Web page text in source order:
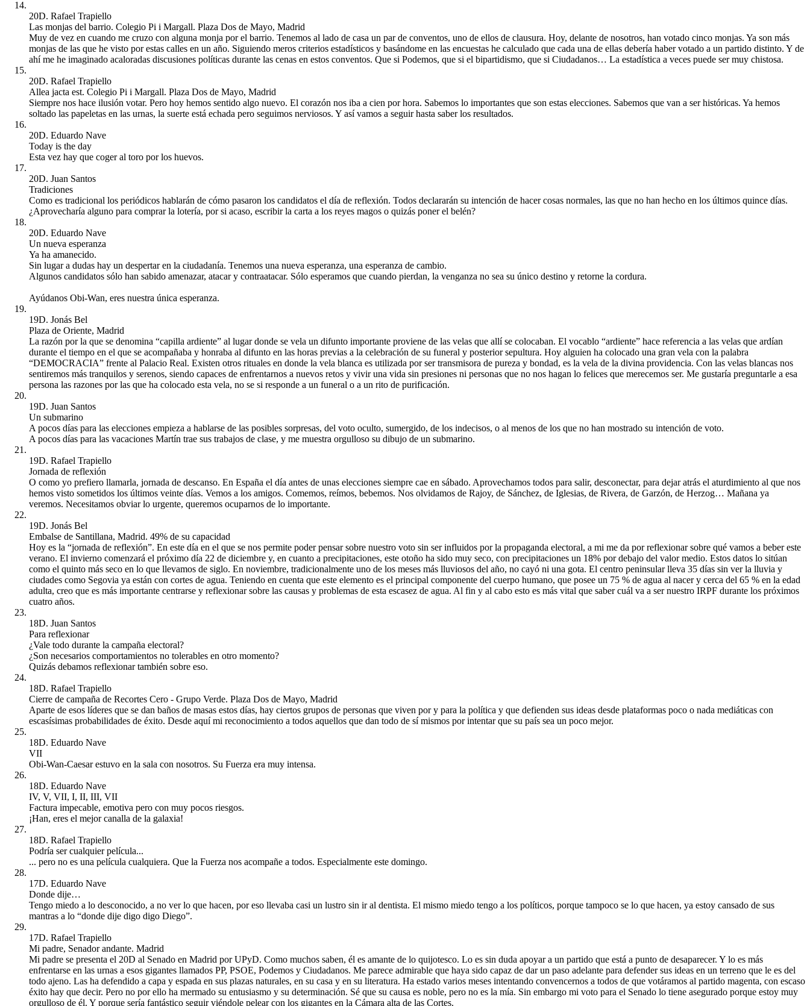
20D. Rafael Trapiello
Las monjas del barrio. Colegio Pi i Margall. Plaza Dos de Mayo, Madrid
Muy de vez en cuando me cruzo con alguna monja por el barrio. Tenemos al lado de casa un par de conventos, uno de ellos de clausura. Hoy, delante de nosotros, han votado cinco monjas. Ya son más
monjas de las que he visto por estas calles en un año. Siguiendo meros criterios estadísticos y basándome en las encuestas he calculado que cada una de ellas debería haber votado a un partido distinto. Y de
ahí me he imaginado acaloradas discusiones políticas durante las cenas en estos conventos. Que si Podemos, que si el bipartidismo, que si Ciudadanos… La estadística a veces puede ser muy chistosa.
20D. Rafael Trapiello
Allea jacta est. Colegio Pi i Margall. Plaza Dos de Mayo, Madrid
Siempre nos hace ilusión votar. Pero hoy hemos sentido algo nuevo. El corazón nos iba a cien por hora. Sabemos lo importantes que son estas elecciones. Sabemos que van a ser históricas. Ya hemos
soltado las papeletas en las urnas, la suerte está echada pero seguimos nerviosos. Y así vamos a seguir hasta saber los resultados.
20D. Eduardo Nave
Today is the day
Esta vez hay que coger al toro por los huevos.
20D. Juan Santos
Tradiciones
Como es tradicional los periódicos hablarán de cómo pasaron los candidatos el día de reflexión. Todos declararán su intención de hacer cosas normales, las que no han hecho en los últimos quince días.
¿Aprovecharía alguno para comprar la lotería, por si acaso, escribir la carta a los reyes magos o quizás poner el belén?
20D. Eduardo Nave
Un nueva esperanza
Ya ha amanecido.
Sin lugar a dudas hay un despertar en la ciudadanía. Tenemos una nueva esperanza, una esperanza de cambio.
Algunos candidatos sólo han sabido amenazar, atacar y contraatacar. Sólo esperamos que cuando pierdan, la venganza no sea su único destino y retorne la cordura.
Ayúdanos Obi-Wan, eres nuestra única esperanza.
19D. Jonás Bel
Plaza de Oriente, Madrid
La razón por la que se denomina “capilla ardiente” al lugar donde se vela un difunto importante proviene de las velas que allí se colocaban. El vocablo “ardiente” hace referencia a las velas que ardían
durante el tiempo en el que se acompañaba y honraba al difunto en las horas previas a la celebración de su funeral y posterior sepultura. Hoy alguien ha colocado una gran vela con la palabra
“DEMOCRACIA” frente al Palacio Real. Existen otros rituales en donde la vela blanca es utilizada por ser transmisora de pureza y bondad, es la vela de la divina providencia. Con las velas blancas nos
sentiremos más tranquilos y serenos, siendo capaces de enfrentarnos a nuevos retos y vivir una vida sin presiones ni personas que no nos hagan lo felices que merecemos ser. Me gustaría preguntarle a esa
persona las razones por las que ha colocado esta vela, no se si responde a un funeral o a un rito de purificación.
19D. Juan Santos
Un submarino
A pocos días para las elecciones empieza a hablarse de las posibles sorpresas, del voto oculto, sumergido, de los indecisos, o al menos de los que no han mostrado su intención de voto.
A pocos días para las vacaciones Martín trae sus trabajos de clase, y me muestra orgulloso su dibujo de un submarino.
19D. Rafael Trapiello
Jornada de reflexión
O como yo prefiero llamarla, jornada de descanso. En España el día antes de unas elecciones siempre cae en sábado. Aprovechamos todos para salir, desconectar, para dejar atrás el aturdimiento al que nos
hemos visto sometidos los últimos veinte días. Vemos a los amigos. Comemos, reímos, bebemos. Nos olvidamos de Rajoy, de Sánchez, de Iglesias, de Rivera, de Garzón, de Herzog… Mañana ya
veremos. Necesitamos obviar lo urgente, queremos ocuparnos de lo importante.
19D. Jonás Bel
Embalse de Santillana, Madrid. 49% de su capacidad
Hoy es la “jornada de reflexión”. En este día en el que se nos permite poder pensar sobre nuestro voto sin ser influidos por la propaganda electoral, a mi me da por reflexionar sobre qué vamos a beber este
verano. El invierno comenzará el próximo día 22 de diciembre y, en cuanto a precipitaciones, este otoño ha sido muy seco, con precipitaciones un 18% por debajo del valor medio. Estos datos lo sitúan
como el quinto más seco en lo que llevamos de siglo. En noviembre, tradicionalmente uno de los meses más lluviosos del año, no cayó ni una gota. El centro peninsular lleva 35 días sin ver la lluvia y
ciudades como Segovia ya están con cortes de agua. Teniendo en cuenta que este elemento es el principal componente del cuerpo humano, que posee un 75 % de agua al nacer y cerca del 65 % en la edad
adulta, creo que es más importante centrarse y reflexionar sobre las causas y problemas de esta escasez de agua. Al fin y al cabo esto es más vital que saber cuál va a ser nuestro IRPF durante los próximos
cuatro años.
18D. Juan Santos
Para reflexionar
¿Vale todo durante la campaña electoral?
¿Son necesarios comportamientos no tolerables en otro momento?
Quizás debamos reflexionar también sobre eso.
18D. Rafael Trapiello
Cierre de campaña de Recortes Cero - Grupo Verde. Plaza Dos de Mayo, Madrid
Aparte de esos líderes que se dan baños de masas estos días, hay ciertos grupos de personas que viven por y para la política y que defienden sus ideas desde plataformas poco o nada mediáticas con
escasísimas probabilidades de éxito. Desde aquí mi reconocimiento a todos aquellos que dan todo de sí mismos por intentar que su país sea un poco mejor.
18D. Eduardo Nave
VII
Obi-Wan-Caesar estuvo en la sala con nosotros. Su Fuerza era muy intensa.
18D. Eduardo Nave
IV, V, VII, I, II, III, VII
Factura impecable, emotiva pero con muy pocos riesgos.
¡Han, eres el mejor canalla de la galaxia!
18D. Rafael Trapiello
Podría ser cualquier película...
... pero no es una película cualquiera. Que la Fuerza nos acompañe a todos. Especialmente este domingo.
17D. Eduardo Nave
Donde dije…
Tengo miedo a lo desconocido, a no ver lo que hacen, por eso llevaba casi un lustro sin ir al dentista. El mismo miedo tengo a los políticos, porque tampoco se lo que hacen, ya estoy cansado de sus
mantras a lo “donde dije digo digo Diego”.
17D. Rafael Trapiello
Mi padre, Senador andante. Madrid
Mi padre se presenta el 20D al Senado en Madrid por UPyD. Como muchos saben, él es amante de lo quijotesco. Lo es sin duda apoyar a un partido que está a punto de desaparecer. Y lo es más
enfrentarse en las urnas a esos gigantes llamados PP, PSOE, Podemos y Ciudadanos. Me parece admirable que haya sido capaz de dar un paso adelante para defender sus ideas en un terreno que le es del
todo ajeno. Las ha defendido a capa y espada en sus plazas naturales, en su casa y en su literatura. Ha estado varios meses intentando convencernos a todos de que votáramos al partido magenta, con escaso
éxito hay que decir. Pero no por ello ha mermado su entusiasmo y su determinación. Sé que su causa es noble, pero no es la mía. Sin embargo mi voto para el Senado lo tiene asegurado porque estoy muy
orgulloso de él. Y porque sería fantástico seguir viéndole pelear con los gigantes en la Cámara alta de las Cortes.